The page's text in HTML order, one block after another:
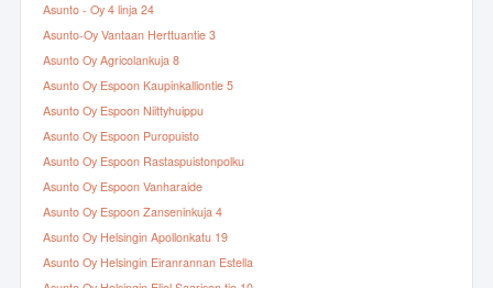
Asunto - Oy 4 linja 24
Asunto-Oy Vantaan Herttuantie 3
Asunto Oy Agricolankuja 8
Asunto Oy Espoon Kaupinkalliontie 5
Asunto Oy Espoon Niittyhuippu
Asunto Oy Espoon Puropuisto
Asunto Oy Espoon Rastaspuistonpolku
Asunto Oy Espoon Vanharaide
Asunto Oy Espoon Zanseninkuja 4
Asunto Oy Helsingin Apollonkatu 19
Asunto Oy Helsingin Eiranrannan Estella